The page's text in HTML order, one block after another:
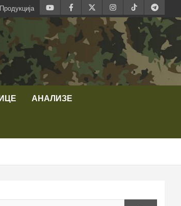
Продукција
АНАЛИЗЕ